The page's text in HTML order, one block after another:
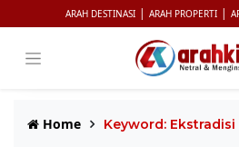
ARAH DESTINASI | ARAH PROPERTI |
Home Keyword: